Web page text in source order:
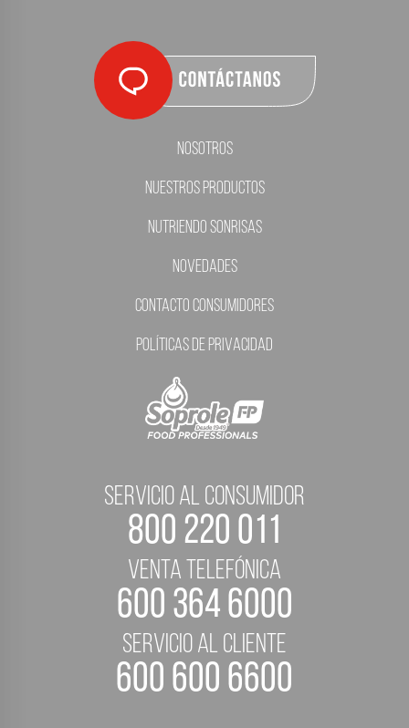
Nosotros
Nuestros Productos
Nutriendo Sonrisas
Novedades
Contacto Consumidores
Políticas de Privacidad
servicio al consumidor
800 220 011
Venta telefónica
600 364 6000
servicio al cliente
600 600 6600